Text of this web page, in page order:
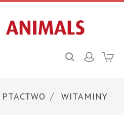
PTACTWO WITAMINY